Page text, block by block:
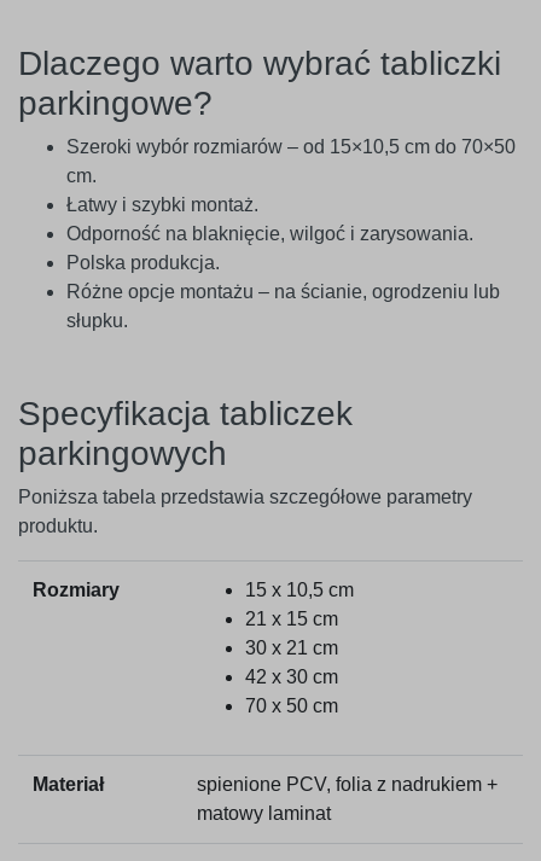
Dlaczego warto wybrać tabliczki
parkingowe?
Szeroki wybór rozmiarów – od 15×10,5 cm do 70×50
cm.
Łatwy i szybki montaż.
Odporność na blaknięcie, wilgoć i zarysowania.
Polska produkcja.
Różne opcje montażu – na ścianie, ogrodzeniu lub
słupku.
Specyfikacja tabliczek
parkingowych
Poniższa tabela przedstawia szczegółowe parametry
produktu.
Rozmiary
15 x 10,5 cm
21 x 15 cm
30 x 21 cm
42 x 30 cm
70 x 50 cm
Materiał
spienione PCV, folia z nadrukiem +
matowy laminat